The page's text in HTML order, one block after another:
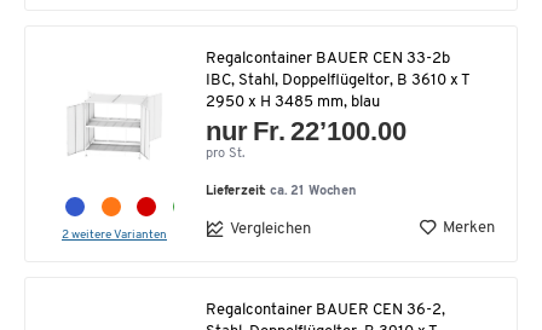
2 weitere Varianten
Regalcontainer BAUER CEN 33-2b
IBC, Stahl, Doppelflügeltor, B 3610 x T
2950 x H 3485 mm, blau
nur Fr. 22’100.00
pro St.
Lieferzeit:ca. 21 Wochen
Vergleichen Merken
Regalcontainer BAUER CEN 36-2,